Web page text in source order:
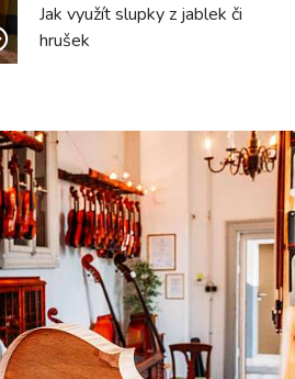
Jak využít slupky z jablek či
hrušek